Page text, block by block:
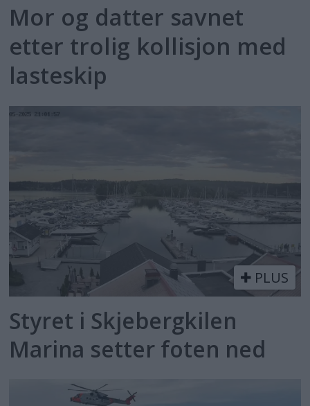
Mor og datter savnet
etter trolig kollisjon med
lasteskip
PLUS
Styret i Skjebergkilen
Marina setter foten ned